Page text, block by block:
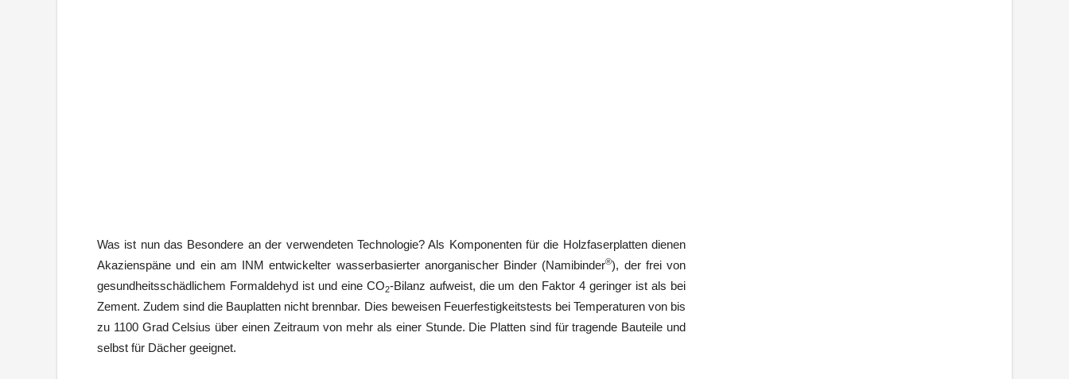
Was ist nun das Besondere an der verwendeten Technologie? Als Komponenten für die Holzfaserplatten dienen
Akazienspäne und ein am INM entwickelter wasserbasierter anorganischer Binder (Namibinder®), der frei von
gesundheitsschädlichem Formaldehyd ist und eine CO2-Bilanz aufweist, die um den Faktor 4 geringer ist als bei
Zement. Zudem sind die Bauplatten nicht brennbar. Dies beweisen Feuerfestigkeitstests bei Temperaturen von bis
zu 1100 Grad Celsius über einen Zeitraum von mehr als einer Stunde. Die Platten sind für tragende Bauteile und
selbst für Dächer geeignet.